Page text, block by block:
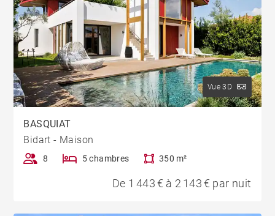
Vue 3D
BASQUIAT
Bidart - Maison
8 5 chambres 350 m²
De 1 443 € à 2 143 € par nuit